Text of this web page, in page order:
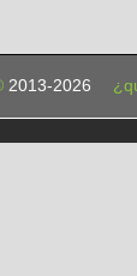
2013-2026